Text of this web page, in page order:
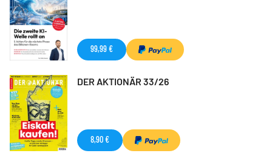
99,99 €
DER AKTIONÄR 33/26
8,90 €